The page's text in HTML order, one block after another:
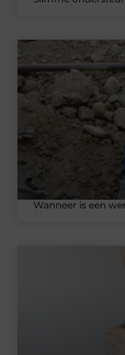
Wanneer is een